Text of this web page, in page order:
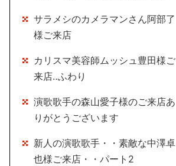
サラメシのカメラマンさん阿部了
様ご来店
カリスマ美容師ムッシュ豊田様ご
来店‥ふわり
演歌歌手の森山愛子様のご来店あ
りがとうございます
新人の演歌歌手・・素敵な中澤卓
也様ご来店・・パート2